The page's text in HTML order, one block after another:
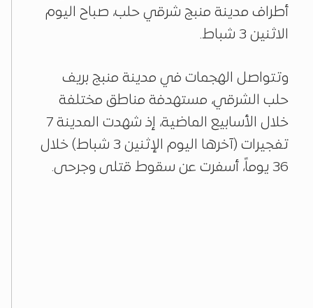
أطراف مدينة منبج شرقي حلب، صباح اليوم
الاثنين 3 شباط.
وتتواصل الهجمات في مدينة منبج بريف
حلب الشرقي، مستهدفة مناطق مختلفة
خلال الأسابيع الماضية، إذ شهدت المدينة 7
تفجيرات (آخرها اليوم الإثنين 3 شباط) خلال
36 يوماً، أسفرت عن سقوط قتلى وجرحى.